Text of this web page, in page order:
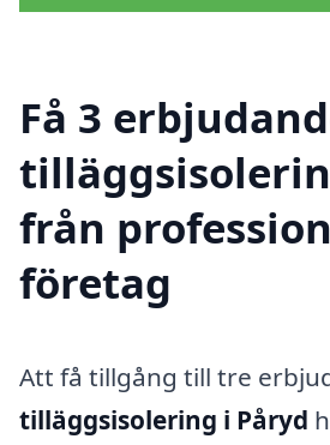
Få 3
från
företag
Att få tillgång till tre
tilläggsisolering i Påryd